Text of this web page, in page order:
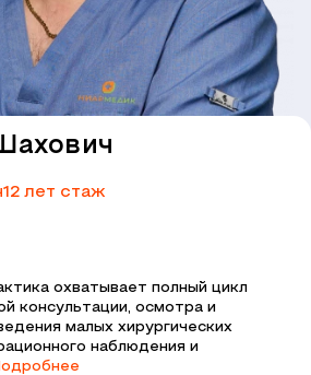
12 лет стаж
охватывает полный цикл
консультации, осмотра и
малых хирургических
наблюдения и